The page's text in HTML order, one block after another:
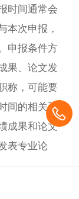
时间通常会
本次申报，
申报条件方
果、论文发
称，可能要
间的相关工
成果和论文
表专业论